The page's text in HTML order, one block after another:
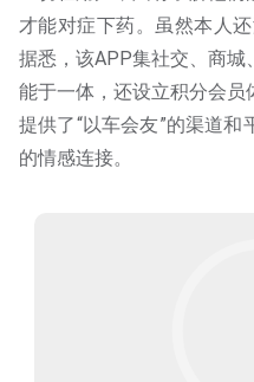
的沟通，进一步夯实筑牢用
一切在用户，只有了解他
才能对症下药。虽然本人